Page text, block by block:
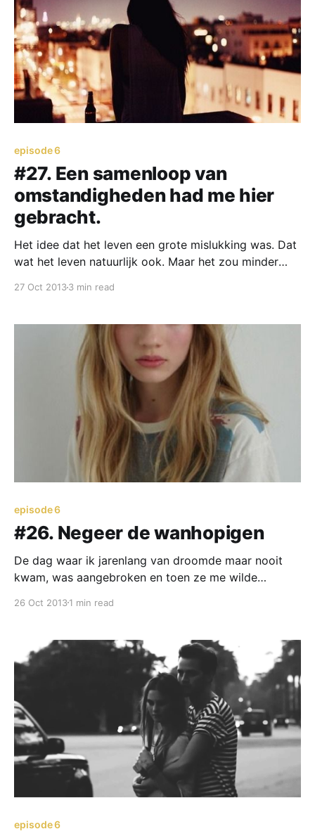
episode 6
#27. Een samenloop van
omstandigheden had me hier
gebracht.
Het idee dat het leven een grote mislukking was. Dat
wat het leven natuurlijk ook. Maar het zou minder
27 Oct 20133 min read
episode 6
#26. Negeer de wanhopigen
De dag waar ik jarenlang van droomde maar nooit
kwam, was aangebroken en toen ze me wilde
26 Oct 20131 min read
episode 6